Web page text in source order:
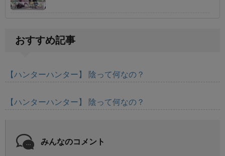
おすすめ記事
【ハンターハンター】 陰って何なの？
【ハンターハンター】 陰って何なの？
みんなのコメント